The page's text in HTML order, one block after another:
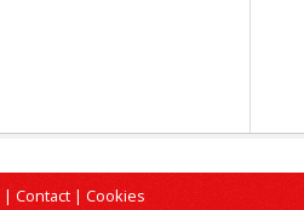
| Contact | Cookies